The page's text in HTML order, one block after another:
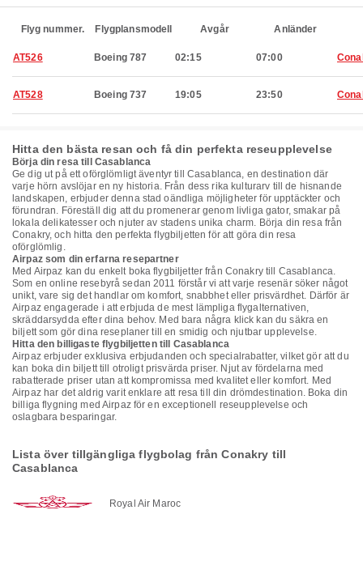
Flyg nummer. Flygplansmodell Avgår Anländer
AT526 Boeing 787 02:15 07:00
AT528 Boeing 737 19:05 23:50
Hitta den bästa resan och få din perfekta reseupplevelse
Börja din resa till Casablanca
Ge dig ut på ett oförglömligt äventyr till Casablanca, en destination där
varje hörn avslöjar en ny historia. Från dess rika kulturarv till de hisnande
landskapen, erbjuder denna stad oändliga möjligheter för upptäckter och
förundran. Föreställ dig att du promenerar genom livliga gator, smakar på
lokala delikatesser och njuter av stadens unika charm. Börja din resa från
Conakry, och hitta den perfekta flygbiljetten för att göra din resa
oförglömlig.
Airpaz som din erfarna resepartner
Med Airpaz kan du enkelt boka flygbiljetter från Conakry till Casablanca.
Som en online resebyrå sedan 2011 förstår vi att varje resenär söker något
unikt, vare sig det handlar om komfort, snabbhet eller prisvärdhet. Därför är
Airpaz engagerade i att erbjuda de mest lämpliga flygalternativen,
skräddarsydda efter dina behov. Med bara några klick kan du säkra en
biljett som gör dina reseplaner till en smidig och njutbar upplevelse.
Hitta den billigaste flygbiljetten till Casablanca
Airpaz erbjuder exklusiva erbjudanden och specialrabatter, vilket gör att du
kan boka din biljett till otroligt prisvärda priser. Njut av fördelarna med
rabatterade priser utan att kompromissa med kvalitet eller komfort. Med
Airpaz har det aldrig varit enklare att resa till din drömdestination. Boka din
billiga flygning med Airpaz för en exceptionell reseupplevelse och
oslagbara besparingar.
Lista över tillgängliga flygbolag från Conakry till
Casablanca
Royal Air Maroc